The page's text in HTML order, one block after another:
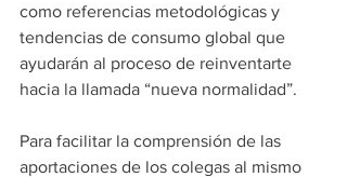
como referencias metodológicas y
tendencias de consumo global que
ayudarán al proceso de reinventarte
hacia la llamada “nueva normalidad”.
Para facilitar la comprensión de las
aportaciones de los colegas al mismo